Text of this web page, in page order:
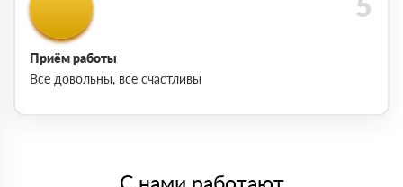
Приём работы
Все довольны, все счастливы